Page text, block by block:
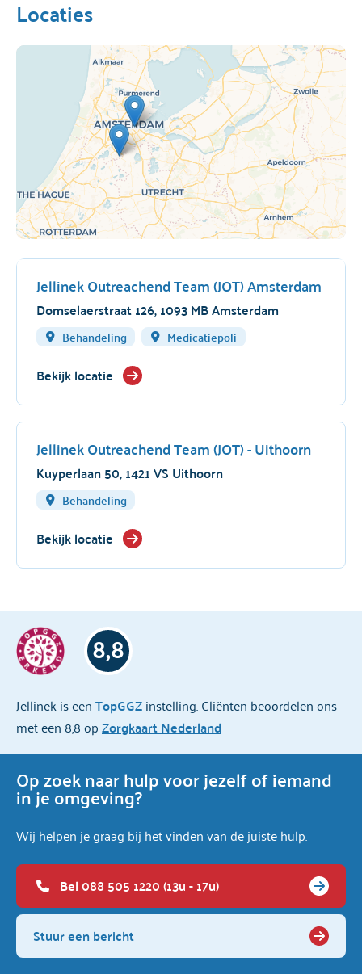
Locaties
Jellinek Outreachend Team (JOT) Amsterdam
Domselaerstraat 126, 1093 MB Amsterdam
Behandeling Medicatiepoli
Bekijk locatie
Jellinek Outreachend Team (JOT) - Uithoorn
Kuyperlaan 50, 1421 VS Uithoorn
Behandeling
Bekijk locatie
Jellinek is eenTopGGZinstelling. Cliënten beoordelen ons
met een 8,8 opZorgkaart Nederland
8,8
Op zoek naar hulp voor jezelf of iemand
in je omgeving?
Wij helpen je graag bij het vinden van de juiste hulp.
Bel 088 505 1220 (13u - 17u)
Stuur een bericht